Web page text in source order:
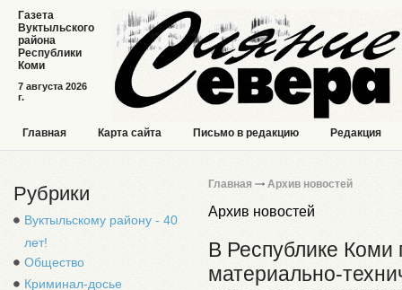
7 августа 2026
г.
Газета
Вуктыльского
района
Республики
Коми
Главная Карта сайта Письмо в редакцию Редакция
Рубрики
Вуктыльскому району - 40
лет!
Общество
Криминал-досье
Главная Архив новостей
Архив новостей
В Республике Коми
материально-